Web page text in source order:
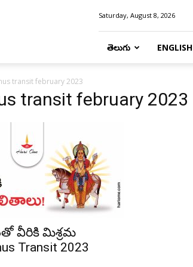
Saturday, August 8, 2026
తెలుగు ENGLISH
transit february 2023
transit february 2023
వీరికి మిశ్రమ
Transit 2023